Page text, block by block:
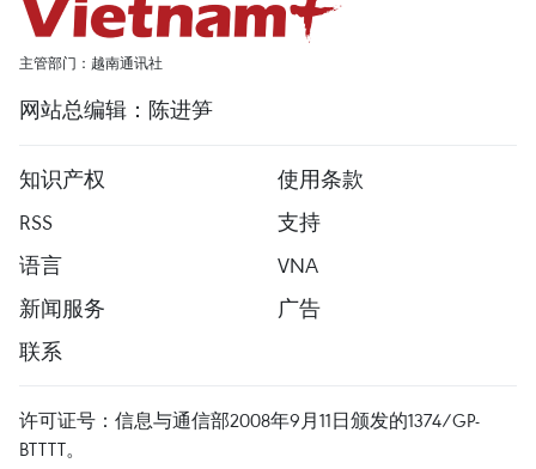
主管部门：越南通讯社
网站总编辑：陈进笋
知识产权
使用条款
RSS
支持
语言
VNA
新闻服务
广告
联系
许可证号：信息与通信部2008年9月11日颁发的1374/GP-
BTTTT。